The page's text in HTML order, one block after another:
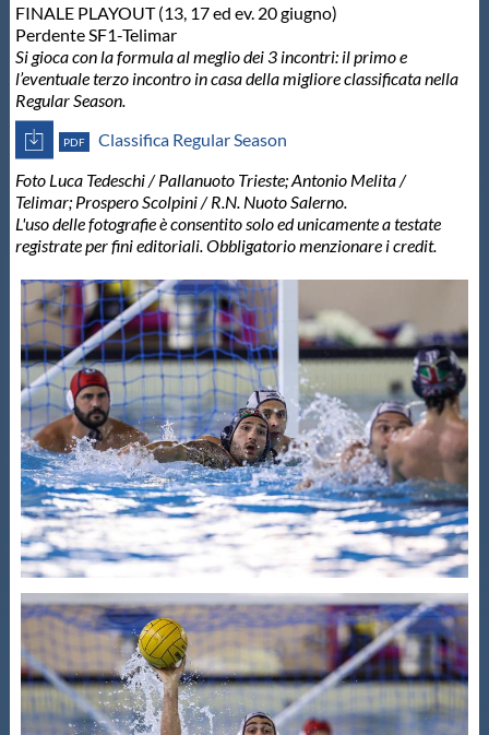
FINALE PLAYOUT (13, 17 ed ev. 20 giugno)
Perdente SF1-Telimar
Si gioca con la formula al meglio dei 3 incontri: il primo e
l’eventuale terzo incontro in casa della migliore classificata nella
Regular Season.
PDF
Classifica Regular Season
Foto Luca Tedeschi / Pallanuoto Trieste; Antonio Melita /
Telimar; Prospero Scolpini / R.N. Nuoto Salerno.
L'uso delle fotografie è consentito solo ed unicamente a testate
registrate per fini editoriali. Obbligatorio menzionare i credit.